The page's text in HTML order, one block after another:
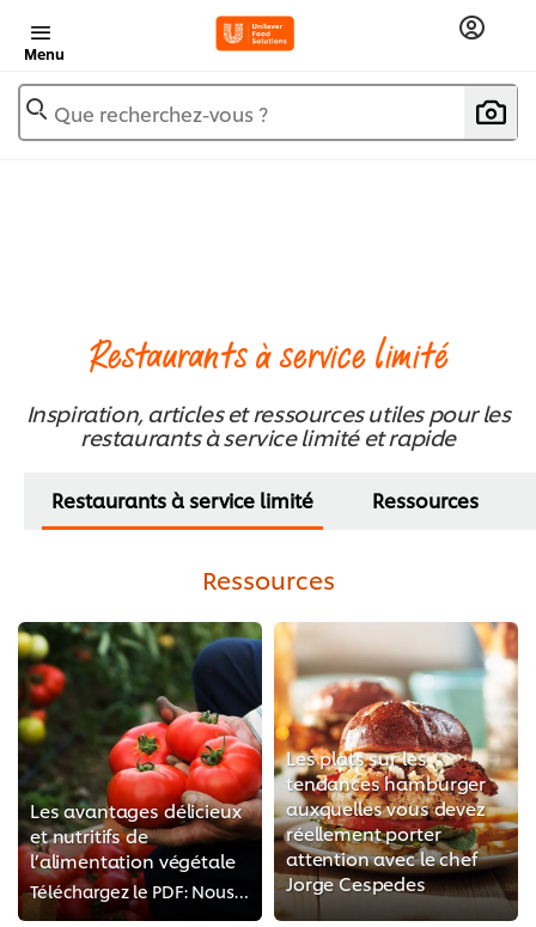
Menu
Que recherchez-vous ?
Restaurants à service limité
Inspiration, articles et ressources utiles pour les
restaurants à service limité et rapide
Restaurants à service limité Ressources
Ressources
Les avantages délicieux
et nutritifs de
l’alimentation végétale
Téléchargez le PDF: Nous avons répondu aux 5 questions les plus souvent posées par les exploitants de services alimentaires au ...
Les plats sur les
tendances hamburger
auxquelles vous devez
réellement porter
attention avec le chef
Jorge Cespedes